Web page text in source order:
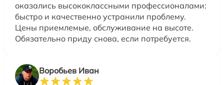
оказались высококлассными профессионалами:
быстро и качественно устранили проблему.
Цены приемлемые, обслуживание на высоте.
Обязательно приду снова, если потребуется.
Воробьев Иван